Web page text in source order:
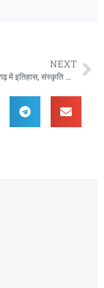
NEXT
CG News: रामगढ़ में इतिहास, संस्कृति और पर्यटन का संगम, मुख्यमंत्री विष्णु देव साय ने किया प्राचीन धरोहरों का अवलोकन